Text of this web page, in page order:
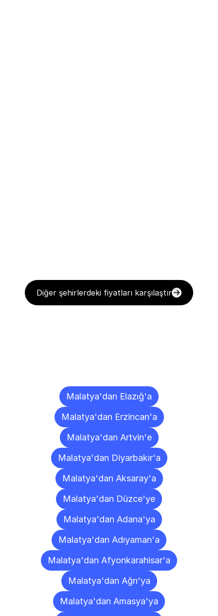
Diğer şehirlerdeki fiyatları karşılaştır
Malatya'dan Elazığ'a
Malatya'dan Erzincan'a
Malatya'dan Artvin'e
Malatya'dan Diyarbakır'a
Malatya'dan Aksaray'a
Malatya'dan Düzce'ye
Malatya'dan Adana'ya
Malatya'dan Adıyaman'a
Malatya'dan Afyonkarahisar'a
Malatya'dan Ağrı'ya
Malatya'dan Amasya'ya